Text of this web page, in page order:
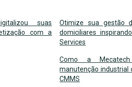
suas
com a
Otimize sua gestão
domiciliares
Services
Como a
manutenção industrial
CMMS